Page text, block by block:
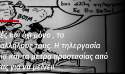
και όχι μόνο , το
τους. Η τηλεργασία
και τα μέτρα προστασίας από
για να μείνει!